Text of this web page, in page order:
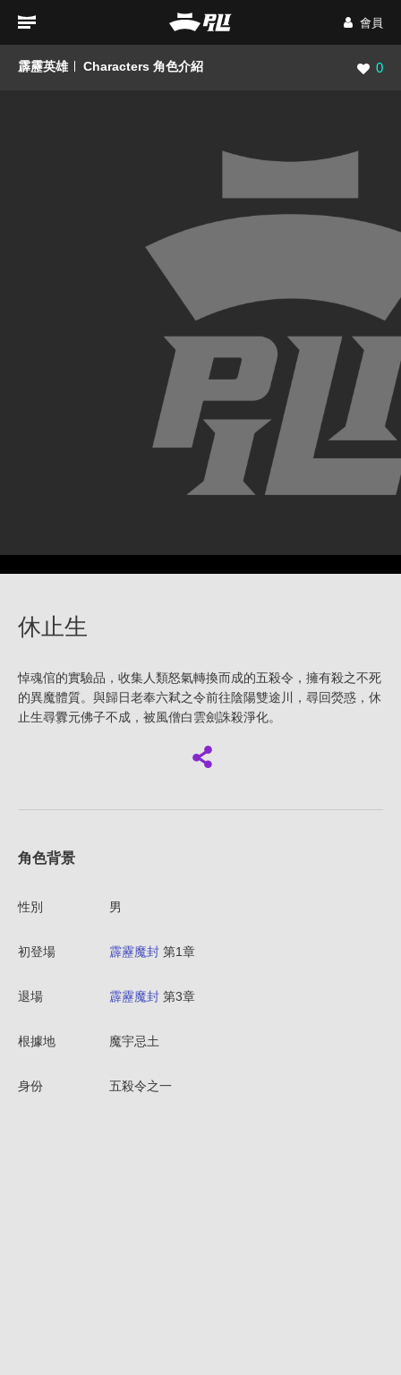
會員
霹靂英雄 Characters 角色介紹 瀏覽
0
休止生
悼魂倌的實驗品，收集人類怒氣轉換而成的五殺令，擁有殺之不死
的異魔體質。與歸日老奉六弒之令前往陰陽雙途川，尋回熒惑，休
止生尋釁元佛子不成，被風僧白雲劍誅殺淨化。
角色背景
性別 男
初登場 霹靂魔封 第1章
退場 霹靂魔封 第3章
根據地 魔宇忌土
身份 五殺令之一